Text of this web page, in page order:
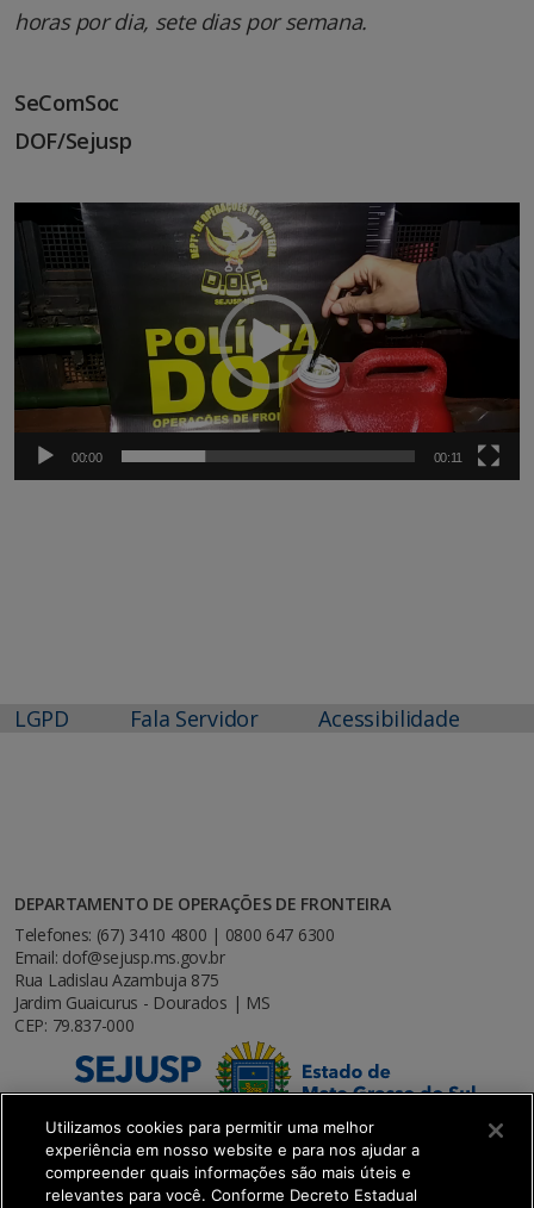
horas por dia, sete dias por semana.
SeComSoc
DOF/Sejusp
Tocador
vídeo
00:00 00:11
LGPD Fala Servidor Acessibilidade
DEPARTAMENTO DE OPERAÇÕES DE FRONTEIRA
Telefones: (67) 3410 4800 | 0800 647 6300
Email: dof@sejusp.ms.gov.br
Rua Ladislau Azambuja 875
Jardim Guaicurus - Dourados | MS
CEP: 79.837-000
Utilizamos cookies para permitir uma melhor
experiência em nosso website e para nos ajudar a
compreender quais informações são mais úteis e
relevantes para você. Conforme Decreto Estadual